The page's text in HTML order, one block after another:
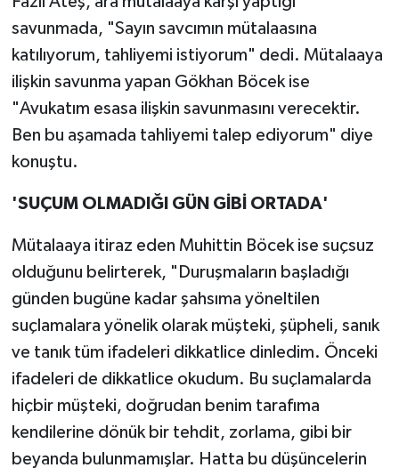
savunmada, "Sayın savcımın mütalaasına
katılıyorum, tahliyemi istiyorum" dedi. Mütalaaya
ilişkin savunma yapan Gökhan Böcek ise
"Avukatım esasa ilişkin savunmasını verecektir.
Ben bu aşamada tahliyemi talep ediyorum" diye
konuştu.
'SUÇUM OLMADIĞI GÜN GİBİ ORTADA'
Mütalaaya itiraz eden Muhittin Böcek ise suçsuz
olduğunu belirterek, "Duruşmaların başladığı
günden bugüne kadar şahsıma yöneltilen
suçlamalara yönelik olarak müşteki, şüpheli, sanık
ve tanık tüm ifadeleri dikkatlice dinledim. Önceki
ifadeleri de dikkatlice okudum. Bu suçlamalarda
hiçbir müşteki, doğrudan benim tarafıma
kendilerine dönük bir tehdit, zorlama, gibi bir
beyanda bulunmamışlar. Hatta bu düşüncelerin